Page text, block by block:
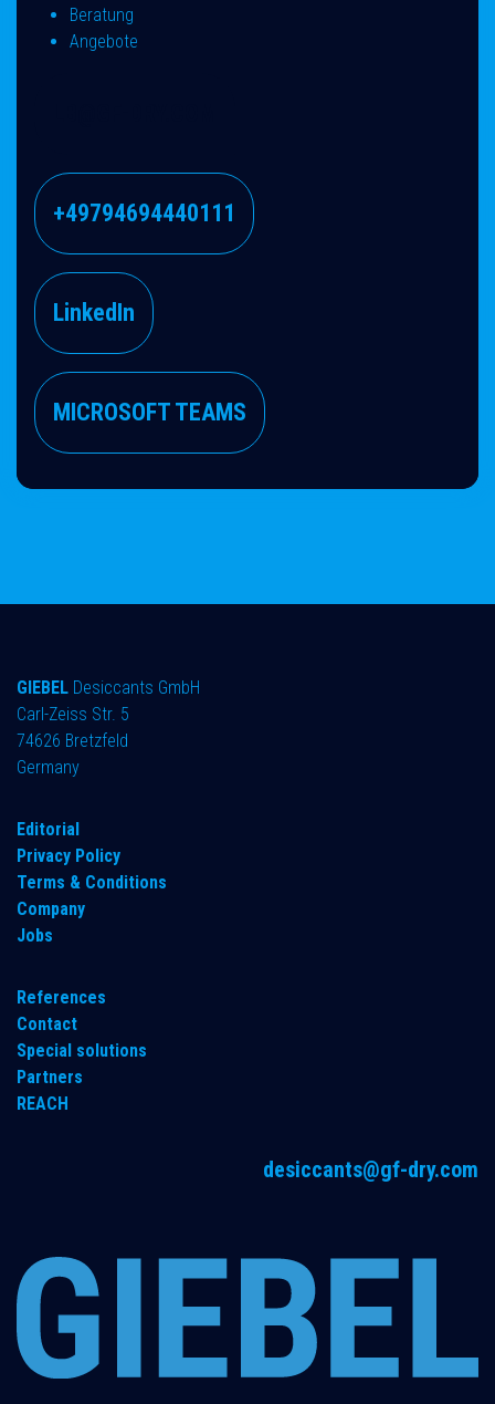
Beratung
Angebote
+49794694440111
Link​​edIn
MICROSOFT​​ TEAMS
GIEBEL Desiccants GmbH
Carl-Zeiss Str. 5
74626 Bretzfeld
Germany
​Editorial
Privacy Policy
Terms & Conditions
Company
Jobs
References
Contact
Special solutions
Partners
REACH
desiccants@gf-dry.com